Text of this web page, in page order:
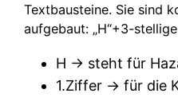
Textbausteine. Sie sind
aufgebaut: „H“+3-
H -> steht für
1.Ziffer -> für die